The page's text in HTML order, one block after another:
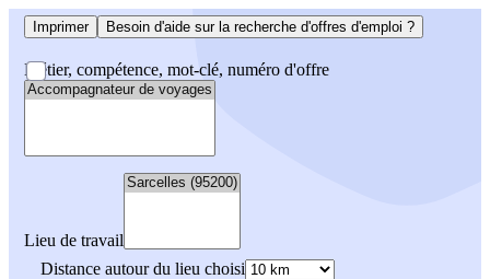
Imprimer Besoin d'aide sur la recherche d'offres d'emploi ?
Métier, compétence, mot-clé, numéro d'offre
Lieu de travail
Distance autour du lieu choisi